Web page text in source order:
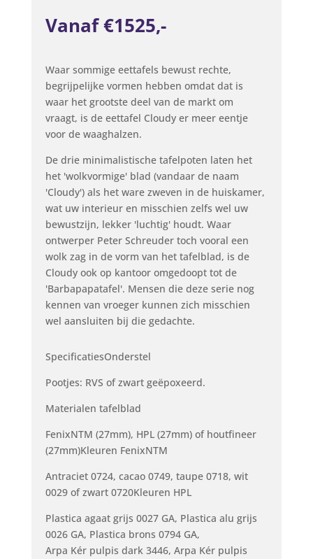
Vanaf €1525,-
Waar sommige eettafels bewust rechte,
begrijpelijke vormen hebben omdat dat is
waar het grootste deel van de markt om
vraagt, is de eettafel Cloudy er meer eentje
voor de waaghalzen.
De drie minimalistische tafelpoten laten het
het 'wolkvormige' blad (vandaar de naam
'Cloudy') als het ware zweven in de huiskamer,
wat uw interieur en misschien zelfs wel uw
bewustzijn, lekker 'luchtig' houdt. Waar
ontwerper Peter Schreuder toch vooral een
wolk zag in de vorm van het tafelblad, is de
Cloudy ook op kantoor omgedoopt tot de
'Barbapapatafel'. Mensen die deze serie nog
kennen van vroeger kunnen zich misschien
wel aansluiten bij die gedachte.
SpecificatiesOnderstel
Pootjes: RVS of zwart geëpoxeerd.
Materialen tafelblad
FenixNTM (27mm), HPL (27mm) of houtfineer
(27mm)Kleuren FenixNTM
Antraciet 0724, cacao 0749, taupe 0718, wit
0029 of zwart 0720Kleuren HPL
Plastica agaat grijs 0027 GA, Plastica alu grijs
0026 GA, Plastica brons 0794 GA,
Arpa Kér pulpis dark 3446, Arpa Kér pulpis